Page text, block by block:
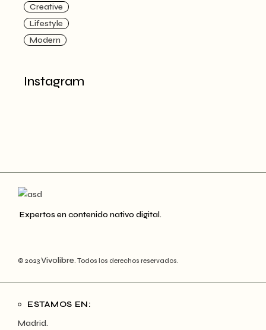
Creative
Lifestyle
Modern
Instagram
Expertos en contenido nativo digital.
© 2023Vivolibre . Todos los derechos reservados.
ESTAMOS EN:
Madrid.